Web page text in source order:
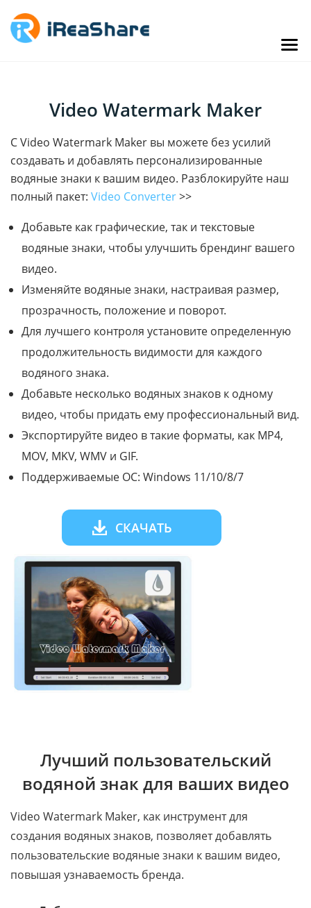
Video Watermark Maker
С Video Watermark Maker вы можете без усилий
создавать и добавлять персонализированные
водяные знаки к вашим видео. Разблокируйте наш
полный пакет: Video Converter>>
Добавьте как графические, так и текстовые
водяные знаки, чтобы улучшить брендинг вашего
видео.
Изменяйте водяные знаки, настраивая размер,
прозрачность, положение и поворот.
Для лучшего контроля установите определенную
продолжительность видимости для каждого
водяного знака.
Добавьте несколько водяных знаков к одному
видео, чтобы придать ему профессиональный вид.
Экспортируйте видео в такие форматы, как MP4,
MOV, MKV, WMV и GIF.
Поддерживаемые ОС: Windows 11/10/8/7
СКАЧАТЬ
Лучший пользовательский
водяной знак для ваших видео
Video Watermark Maker, как инструмент для
создания водяных знаков, позволяет добавлять
пользовательские водяные знаки к вашим видео,
повышая узнаваемость бренда.